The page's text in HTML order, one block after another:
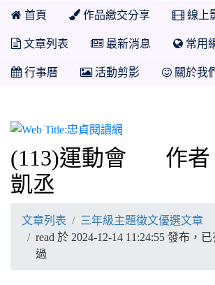
首頁 作品繳交分享 線上
文章列表 最新消息 常用
行事曆 活動剪影 關於我
(113)運動會 作者
凱丞
文章列表
三年級主題徵文優選文章
read 於 2024-12-14 11:24:55 發布，
過